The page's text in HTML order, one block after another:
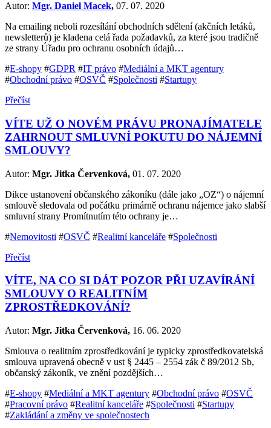
Autor: Mgr. Daniel Macek, 07. 07. 2020
Na emailing neboli rozesílání obchodních sdělení (akčních letáků,
newsletterů) je kladena celá řada požadavků, za které jsou tradičně
ze strany Úřadu pro ochranu osobních údajů…
#E-shopy #GDPR #IT právo #Mediální a MKT agentury
#Obchodní právo #OSVČ #Společnosti #Startupy
Přečíst
VÍTE UŽ O NOVÉM PRÁVU PRONAJÍMATELE
ZAHRNOUT SMLUVNÍ POKUTU DO NÁJEMNÍ
SMLOUVY?
Autor: Mgr. Jitka Červenková, 01. 07. 2020
Dikce ustanovení občanského zákoníku (dále jako „OZ“) o nájemní
smlouvě sledovala od počátku primárně ochranu nájemce jako slabší
smluvní strany Promítnutím této ochrany je…
#Nemovitosti #OSVČ #Realitní kanceláře #Společnosti
Přečíst
VÍTE, NA CO SI DÁT POZOR PŘI UZAVÍRÁNÍ
SMLOUVY O REALITNÍM
ZPROSTŘEDKOVÁNÍ?
Autor: Mgr. Jitka Červenková, 16. 06. 2020
Smlouva o realitním zprostředkování je typicky zprostředkovatelská
smlouva upravená obecně v ust § 2445 – 2554 zák č 89/2012 Sb,
občanský zákoník, ve znění pozdějších…
#E-shopy #Mediální a MKT agentury #Obchodní právo #OSVČ
#Pracovní právo #Realitní kanceláře #Společnosti #Startupy
#Zakládání a změny ve společnostech